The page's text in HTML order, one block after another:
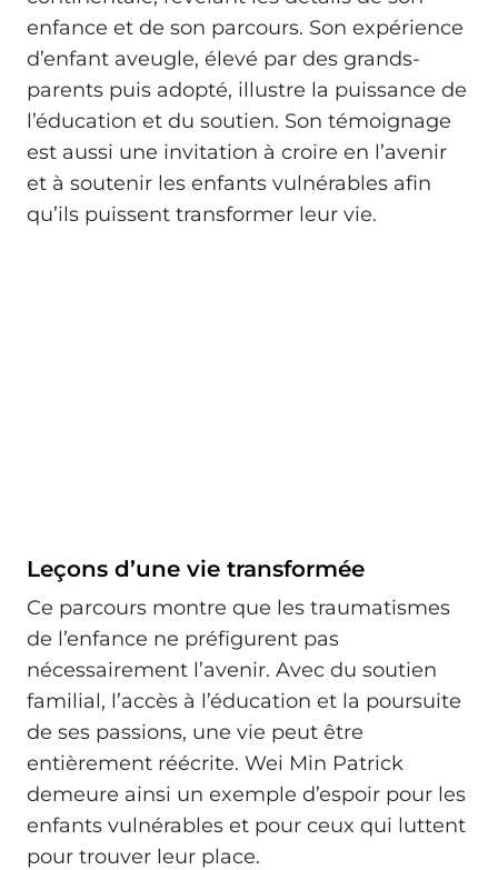
enfance et de son parcours. Son expérience
d’enfant aveugle, élevé par des grands-
parents puis adopté, illustre la puissance de
l’éducation et du soutien. Son témoignage
est aussi une invitation à croire en l’avenir
et à soutenir les enfants vulnérables afin
qu’ils puissent transformer leur vie.
Leçons d’une vie transformée
Ce parcours montre que les traumatismes
de l’enfance ne préfigurent pas
nécessairement l’avenir. Avec du soutien
familial, l’accès à l’éducation et la poursuite
de ses passions, une vie peut être
entièrement réécrite. Wei Min Patrick
demeure ainsi un exemple d’espoir pour les
enfants vulnérables et pour ceux qui luttent
pour trouver leur place.